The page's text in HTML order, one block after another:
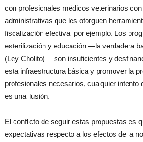
con profesionales médicos veterinarios
administrativas que les otorguen
fiscalización efectiva, por ejemplo. Los
esterilización y educación —la verdadera
(Ley Cholito)— son insuficientes y
esta infraestructura básica y promover la
profesionales necesarios, cualquier intento
es una ilusión.
El conflicto de seguir estas propuestas es
expectativas respecto a los efectos de la